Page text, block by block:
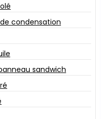
condensation
sandwich